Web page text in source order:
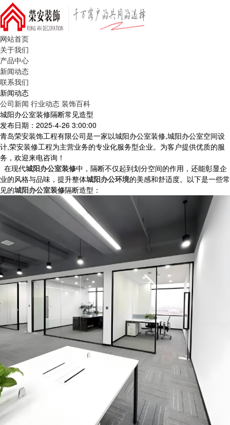
网站首页
关于我们
产品中心
新闻动态
联系我们
新闻动态
公司新闻 行业动态 装饰百科
城阳办公室装修隔断常见造型
发布日期：2025-4-26 3:00:00
青岛荣安装饰工程有限公司是一家以城阳办公室装修,城阳办公室空间设
计,荣安装修工程为主营业务的专业化服务型企业。为客户提供优质的服
务，欢迎来电咨询！
在现代城阳办公室装修中，隔断不仅起到划分空间的作用，还能彰显企
业的风格与品味，提升整体城阳办公环境的美感和舒适度。以下是一些常
见的城阳办公室装修隔断造型：